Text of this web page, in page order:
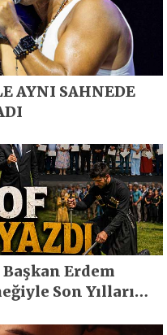
AYNI SAHNEDE
Erdem
Son Yılların